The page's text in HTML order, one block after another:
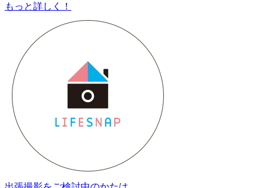
もっと詳しく！